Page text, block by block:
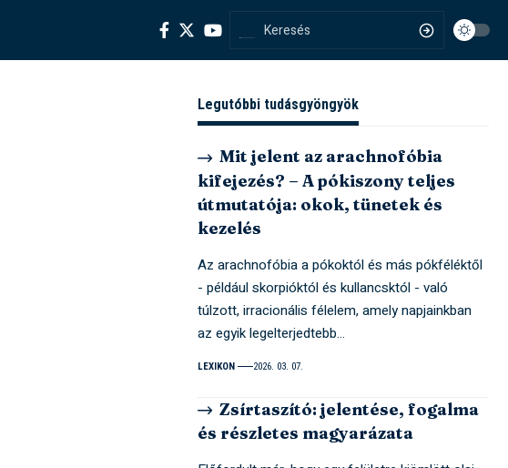
Legutóbbi tudásgyöngyök
Mit jelent az arachnofóbia
kifejezés? – A pókiszony teljes
útmutatója: okok, tünetek és
kezelés
Az arachnofóbia a pókoktól és más pókféléktől
- például skorpióktól és kullancsktól - való
túlzott, irracionális félelem, amely napjainkban
az egyik legelterjedtebb…
LEXIKON 2026. 03. 07.
Zsírtaszító: jelentése, fogalma
és részletes magyarázata